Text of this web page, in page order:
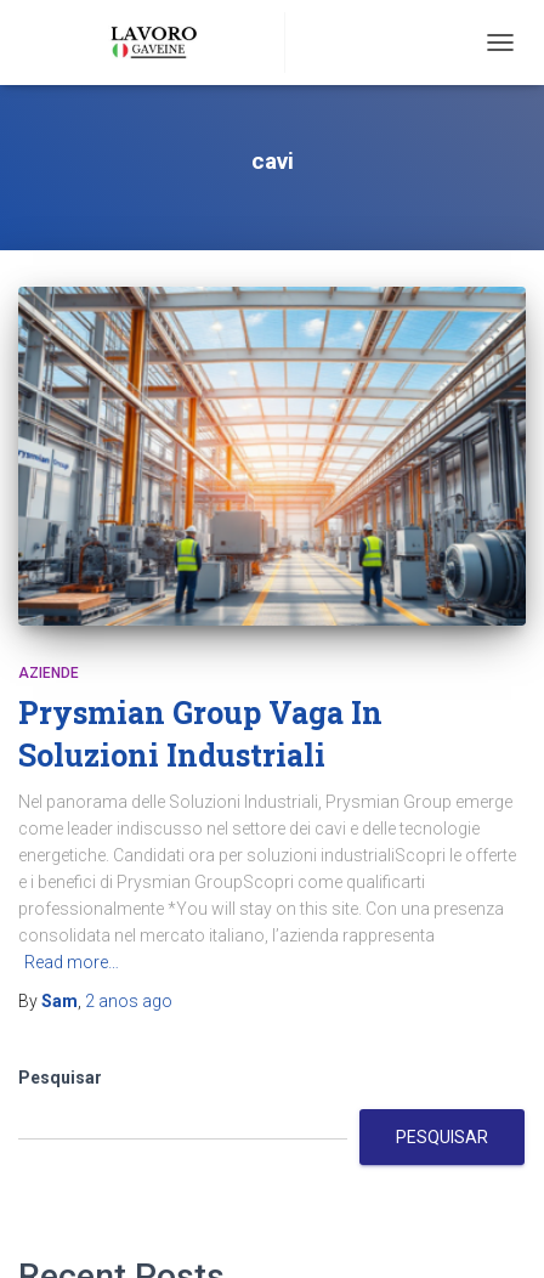
cavi
AZIENDE
Prysmian Group Vaga In
Soluzioni Industriali
Nel panorama delle Soluzioni Industriali, Prysmian Group emerge
come leader indiscusso nel settore dei cavi e delle tecnologie
energetiche. Candidati ora per soluzioni industrialiScopri le offerte
e i benefici di Prysmian GroupScopri come qualificarti
professionalmente *You will stay on this site. Con una presenza
consolidata nel mercato italiano, l’azienda rappresenta
Read more…
BySam 2 anos ago
Pesquisar
PESQUISAR